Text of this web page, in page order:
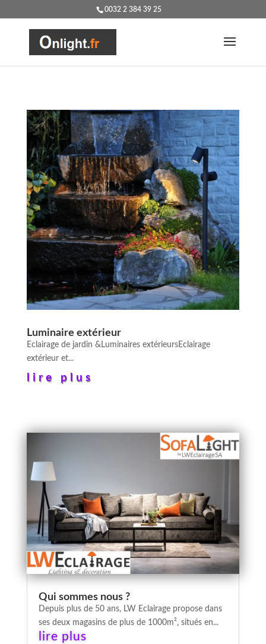
0032 2 384 39 25
Luminaire extérieur
Eclairage de jardin &Luminaires extérieursEclairage
extérieur et...
lire plus
Qui sommes nous ?
Depuis plus de 50 ans, LW Eclairage propose dans
ses deux magasins de plus de 1000m², situés en...
lire plus